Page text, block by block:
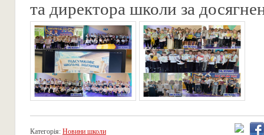
та директора школи за
Категорія: Новини школи